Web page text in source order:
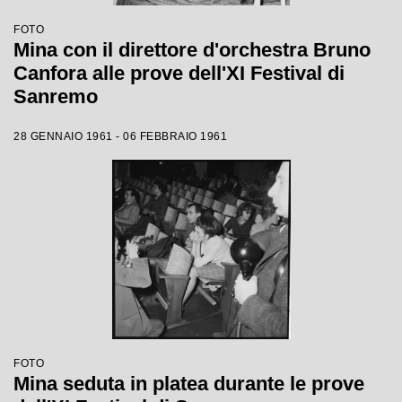
FOTO
Mina con il direttore d'orchestra Bruno
Canfora alle prove dell'XI Festival di
Sanremo
28 GENNAIO 1961 - 06 FEBBRAIO 1961
FOTO
Mina seduta in platea durante le prove